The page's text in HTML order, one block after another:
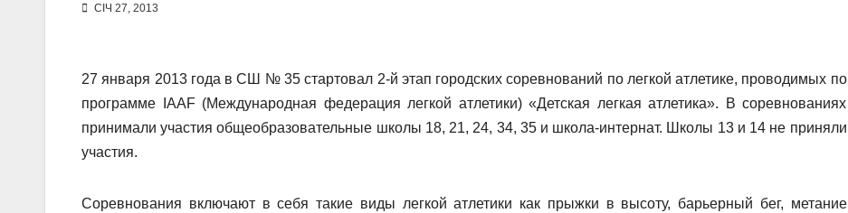
СІЧ 27, 2013
27 января 2013 года в СШ № 35 стартовал 2-й этап городских соревнований по легкой атлетике, проводимых по
программе IAAF (Международная федерация легкой атлетики) «Детская легкая атлетика». В соревнованиях
принимали участия общеобразовательные школы 18, 21, 24, 34, 35 и школа-интернат. Школы 13 и 14 не приняли
участия.
Соревнования включают в себя такие виды легкой атлетики как прыжки в высоту, барьерный бег, метание